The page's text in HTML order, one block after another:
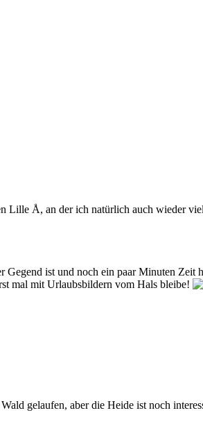
Lille Å, an der ich natürlich auch wieder
ist und noch ein paar Minuten Zeit
mal mit Urlaubsbildern vom Hals bleibe!
gelaufen, aber die Heide ist noch